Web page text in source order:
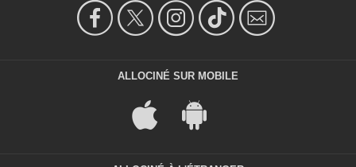
ALLOCINÉ SUR MOBILE